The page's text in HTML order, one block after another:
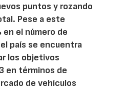
puntos y rozando
Pese a este
el número de
país se encuentra
los objetivos
en términos de
de vehículos